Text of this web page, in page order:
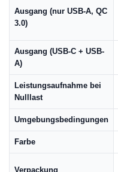
Ausgang (nur USB-A, QC
3.0)
Ausgang (USB-C + USB-
A)
Leistungsaufnahme bei
Nulllast
Umgebungsbedingungen
Farbe
Verpackung